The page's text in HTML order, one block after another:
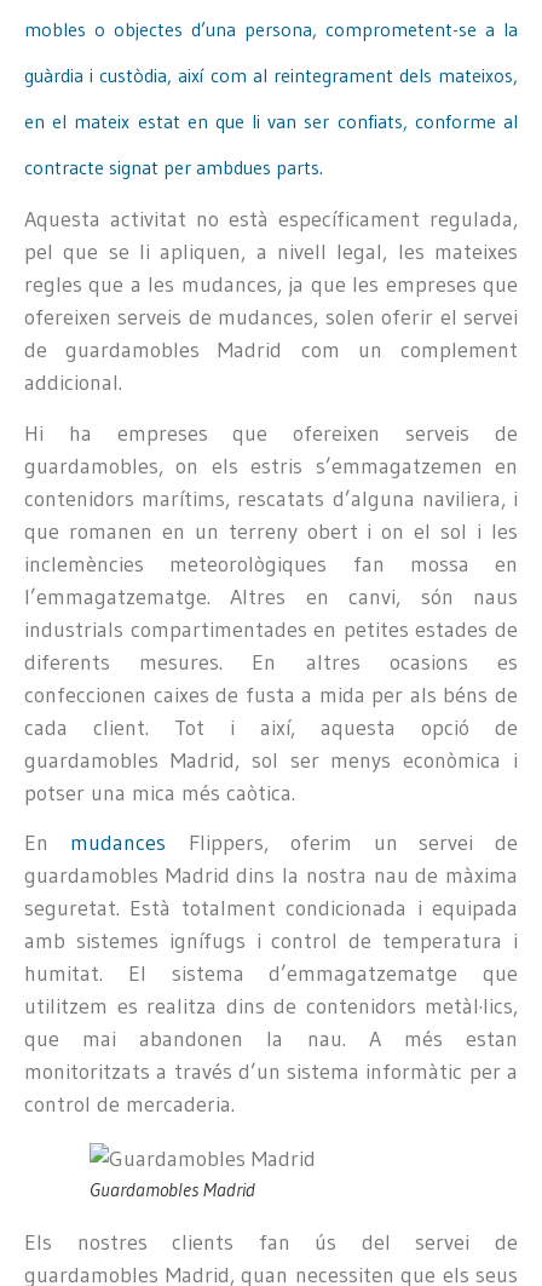
mobles o objectes d’una persona, comprometent-se a la
guàrdia i custòdia, així com al reintegrament dels mateixos,
en el mateix estat en que li van ser confiats, conforme al
contracte signat per ambdues parts.
Aquesta activitat no està específicament regulada,
pel que se li apliquen, a nivell legal, les mateixes
regles que a les mudances, ja que les empreses que
ofereixen serveis de mudances, solen oferir el servei
de guardamobles Madrid com un complement
addicional.
Hi ha empreses que ofereixen serveis de
guardamobles, on els estris s’emmagatzemen en
contenidors marítims, rescatats d’alguna naviliera, i
que romanen en un terreny obert i on el sol i les
inclemències meteorològiques fan mossa en
l’emmagatzematge. Altres en canvi, són naus
industrials compartimentades en petites estades de
diferents mesures. En altres ocasions es
confeccionen caixes de fusta a mida per als béns de
cada client. Tot i així, aquesta opció de
guardamobles Madrid, sol ser menys econòmica i
potser una mica més caòtica.
En mudances Flippers, oferim un servei de
guardamobles Madrid dins la nostra nau de màxima
seguretat. Està totalment condicionada i equipada
amb sistemes ignífugs i control de temperatura i
humitat. El sistema d’emmagatzematge que
utilitzem es realitza dins de contenidors metàl·lics,
que mai abandonen la nau. A més estan
monitoritzats a través d’un sistema informàtic per a
control de mercaderia.
Guardamobles Madrid
Els nostres clients fan ús del servei de
guardamobles Madrid, quan necessiten que els seus